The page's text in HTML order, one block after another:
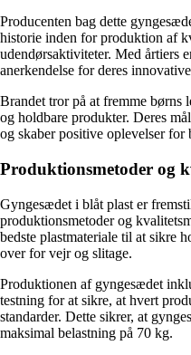
Producenten bag dette
historie inden for produktion af
udendørsaktiviteter. Med årtiers
anerkendelse for deres
Brandet tror på at fremme børns
og holdbare produkter. Deres
og skaber positive oplevelser for
Produktionsmetoder og
Gyngesædet i blåt plast er
produktionsmetoder og
bedste plastmateriale til at sikre
over for vejr og slitage.
Produktionen af gyngesædet
testning for at sikre, at hvert
standarder. Dette sikrer, at
maksimal belastning på 70 kg.